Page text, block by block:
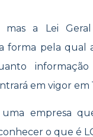
mas a Lei
forma pela qual
em vigor em
empresa
o que é